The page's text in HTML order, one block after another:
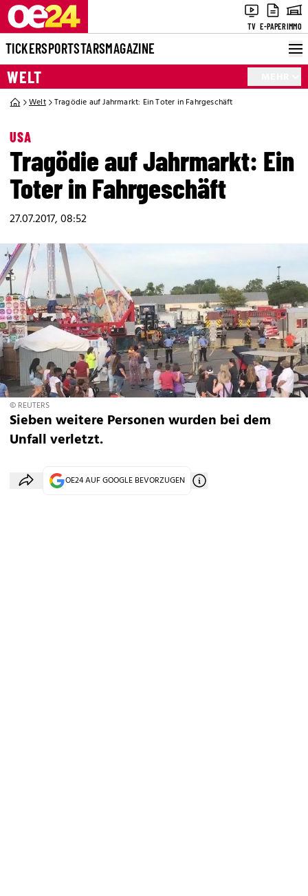
TV E-PAPERIMMO
TICKERSPORTSTARSMAGAZINE
WELT
Welt Tragödie auf Jahrmarkt: Ein Toter in Fahrgeschäft
USA
Tragödie auf Jahrmarkt: Ein
Toter in Fahrgeschäft
27.07.2017, 08:52
© REUTERS
Sieben weitere Personen wurden bei dem
Unfall verletzt.
OE24 AUF GOOGLE BEVORZUGEN